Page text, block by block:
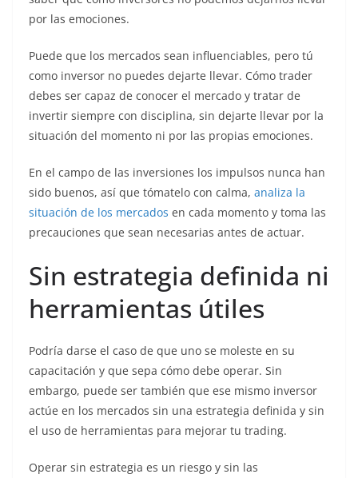
por las emociones.
Puede que los mercados sean influenciables, pero tú
como inversor no puedes dejarte llevar. Cómo trader
debes ser capaz de conocer el mercado y tratar de
invertir siempre con disciplina, sin dejarte llevar por la
situación del momento ni por las propias emociones.
En el campo de las inversiones los impulsos nunca han
sido buenos, así que tómatelo con calma, analiza la
situación de los mercados en cada momento y toma las
precauciones que sean necesarias antes de actuar.
Sin estrategia definida ni
herramientas útiles
Podría darse el caso de que uno se moleste en su
capacitación y que sepa cómo debe operar. Sin
embargo, puede ser también que ese mismo inversor
actúe en los mercados sin una estrategia definida y sin
el uso de herramientas para mejorar tu trading.
Operar sin estrategia es un riesgo y sin las